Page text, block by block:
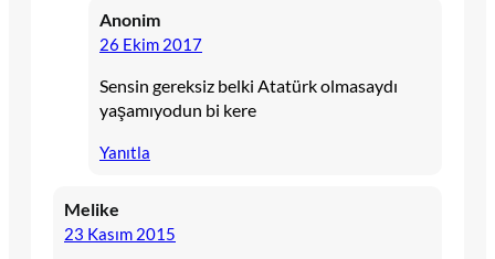
Anonim
26 Ekim 2017
Sensin gereksiz belki Atatürk olmasaydı
yaşamıyodun bi kere
Yanıtla
Melike
23 Kasım 2015